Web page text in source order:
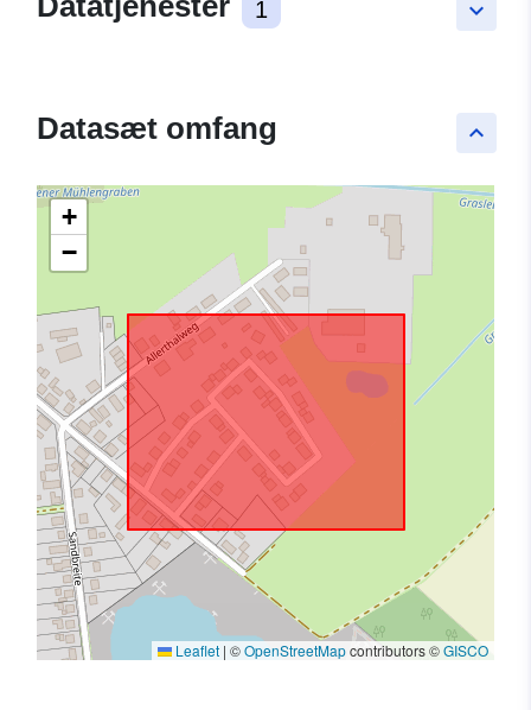
keyboard_arrow_down
1
keyboard_arrow_up
Datasæt omfang
+
−
Leaflet | ©OpenStreetMapcontributors ©GISCO